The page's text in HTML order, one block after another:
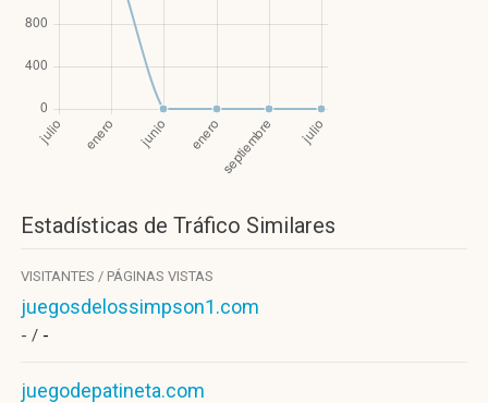
Estadísticas de Tráfico Similares
VISITANTES / PÁGINAS VISTAS
juegosdelossimpson1.com
- / -
juegodepatineta.com